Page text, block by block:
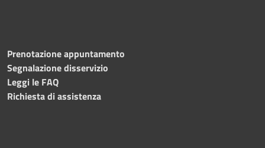
Prenotazione appuntamento
Segnalazione disservizio
Leggi le FAQ
Richiesta di assistenza